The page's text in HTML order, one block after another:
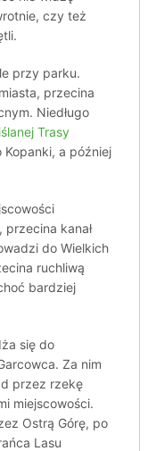
czy też
przy parku.
przecina
Niedługo
Trasy
a później
kanał
do Wielkich
ruchliwą
bardziej
się do
Za nim
przez rzekę
miejscowości.
Ostrą Górę, po
Lasu